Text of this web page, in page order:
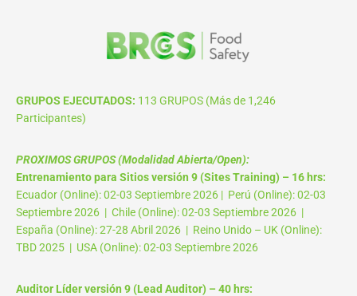
GRUPOS EJECUTADOS: 113 GRUPOS (Más de 1,246
Participantes)
PROXIMOS GRUPOS (Modalidad Abierta/Open):
Entrenamiento para Sitios versión 9 (Sites Training) – 16 hrs:
Ecuador (Online): 02-03 Septiembre 2026 | Perú (Online): 02-03
Septiembre 2026 | Chile (Online): 02-03 Septiembre 2026 |
España (Online): 27-28 Abril 2026 | Reino Unido – UK (Online):
TBD 2025 | USA (Online): 02-03 Septiembre 2026
Auditor Líder versión 9 (Lead Auditor) – 40 hrs: